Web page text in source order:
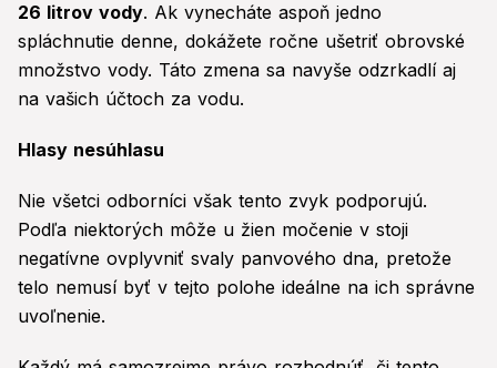
26 litrov vody. Ak vynecháte aspoň jedno
spláchnutie denne, dokážete ročne ušetriť obrovské
množstvo vody. Táto zmena sa navyše odzrkadlí aj
na vašich účtoch za vodu.
Hlasy nesúhlasu
Nie všetci odborníci však tento zvyk podporujú.
Podľa niektorých môže u žien močenie v stoji
negatívne ovplyvniť svaly panvového dna, pretože
telo nemusí byť v tejto polohe ideálne na ich správne
uvoľnenie.